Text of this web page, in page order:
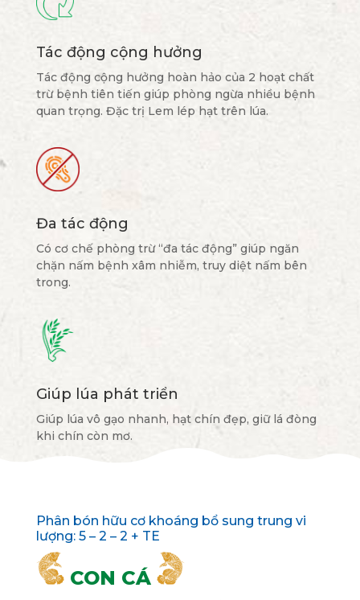
Tác động cộng hưởng
Tác động cộng hưởng hoàn hảo của 2 hoạt chất
trừ bệnh tiên tiến giúp phòng ngừa nhiều bệnh
quan trọng. Đặc trị Lem lép hạt trên lúa.
Đa tác động
Có cơ chế phòng trừ “đa tác động” giúp ngăn
chặn nấm bệnh xâm nhiễm, truy diệt nấm bên
trong.
Giúp lúa phát triển
Giúp lúa vô gạo nhanh, hạt chín đẹp, giữ lá đòng
khi chín còn mơ.
Phân bón hữu cơ khoáng bổ sung trung vi
lượng: 5 – 2 – 2 + TE
CON CÁ